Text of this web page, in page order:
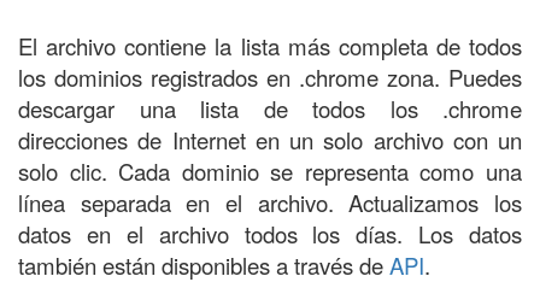
El archivo contiene la lista más completa de todos
los dominios registrados en .chrome zona. Puedes
descargar una lista de todos los .chrome
direcciones de Internet en un solo archivo con un
solo clic. Cada dominio se representa como una
línea separada en el archivo. Actualizamos los
datos en el archivo todos los días. Los datos
también están disponibles a través deAPI.